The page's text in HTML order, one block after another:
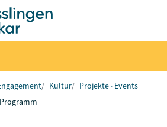
Kultur
Projekte · Events